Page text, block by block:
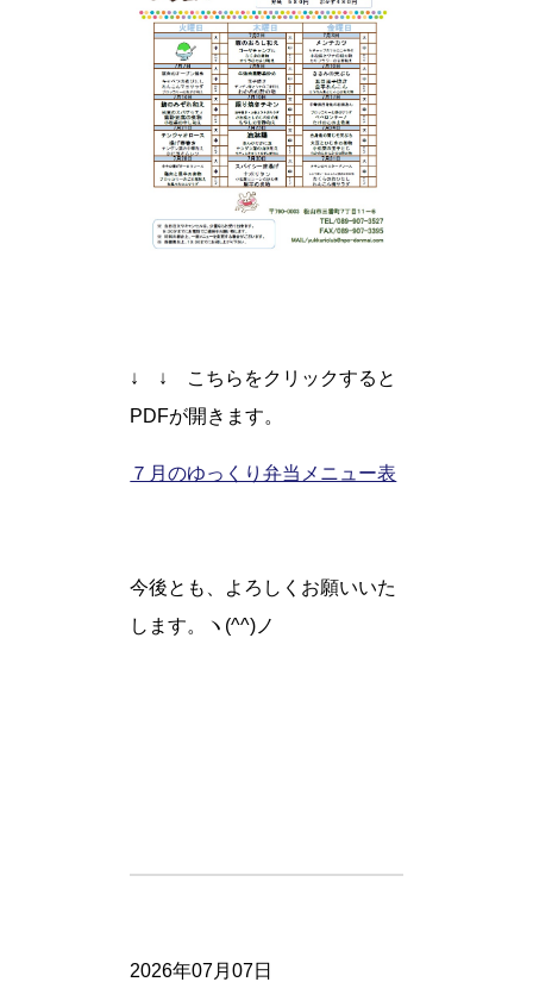
↓ ↓ こちらをクリックすると
PDFが開きます。
７月のゆっくり弁当メニュー表
今後とも、よろしくお願いいた
します。ヽ(^^)ノ
2026年07月07日